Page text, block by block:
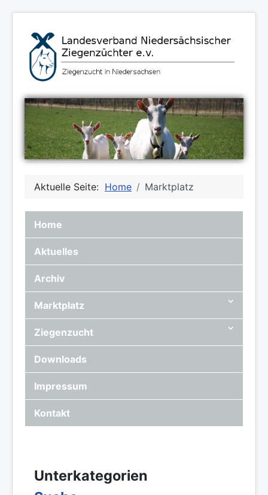
Aktuelle Seite: Home Marktplatz
Home
Aktuelles
Archiv
Marktplatz
Ziegenzucht
Downloads
Impressum
Kontakt
Unterkategorien